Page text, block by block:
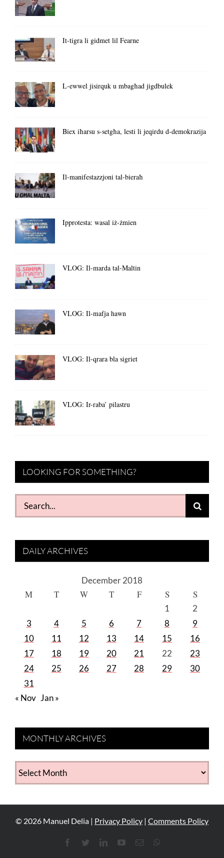
It-tigra li gidmet lil Fearne
L-ewwel jisirquk u mbagħad jigdbulek
Biex iħarsu s-setgħa, lesti li jeqirdu d-demokrazija
Il-manifestazzjoni tal-bieraħ
Ipprotesta: wasal iż-żmien
VLOG: Il-marda tal-Maltin
VLOG: Il-mafja hawn
VLOG: Il-qrara bla sigriet
VLOG: Ir-raba’ pilastru
LOOKING FOR SOMETHING?
Search
for:
DAILY ARCHIVES
December 2018
M T W T F S S
1
2
3
4 5 6 7 8
9
10
11 12 13 14 15
16
17
18 19 20 21 22
23
24
25 26 27 28 29
30
31
« Nov Jan »
MONTHLY ARCHIVES
MONTHLY
ARCHIVES
© 2026 Manuel Delia | Privacy Policy | Comments Policy
FacebookTwitterLinkedInYouTube
Email